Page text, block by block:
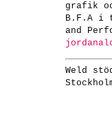
grafik
B.F.A i
and
Weld